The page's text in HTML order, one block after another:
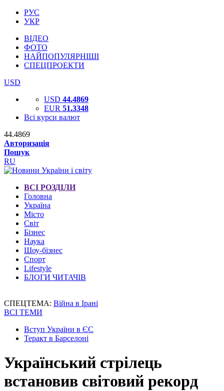
РУС
УКР
ВІДЕО
ФОТО
НАЙПОПУЛЯРНІШІ
СПЕЦПРОЕКТИ
USD
USD 44.4869
EUR 51.3348
Всі курси валют
44.4869
Авторизація
Пошук
RU
ВСІ РОЗДІЛИ
Головна
Україна
Місто
Світ
Бізнес
Наука
Шоу-бізнес
Спорт
Lifestyle
БЛОГИ ЧИТАЧІВ
СПЕЦТЕМА: Війна в Ірані
ВСІ ТЕМИ
Вступ України в ЄС
Теракт в Барселоні
Український стрілець
встановив світовий рекорд